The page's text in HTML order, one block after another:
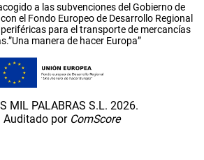
a las subvenciones del Gobierno de
el Fondo Europeo de Desarrollo Regional
para el transporte de mercancías
manera de hacer Europa”
MIL PALABRAS S.L. 2026.
Auditado por ComScore